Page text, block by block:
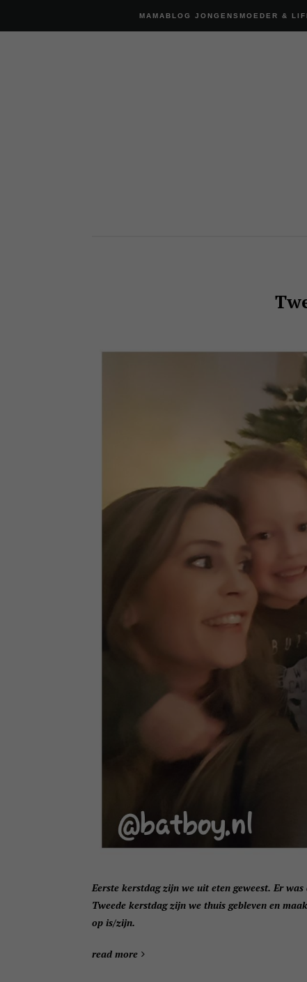
MAMABLOG JONGENSMOEDER &
Eerste kerstdag zijn we uit eten geweest. Er
Tweede kerstdag zijn we thuis gebleven en
op is/zijn.
read more